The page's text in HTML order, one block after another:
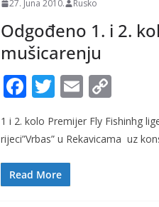
27. Juna 2010. Rusko
Odgođeno 1. i 2.
mušicarenju
F
ac
e
b
o
T
itt
er
E
m
ai
o
p
1 i 2. kolo Premijer Fly Fishinhg
rijeci”Vrbas” u Rekavicama uz
Read More